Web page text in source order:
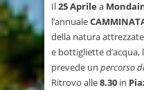
Il25 Aprile a
l’annuale
della natura
e bottigliette d’acqua,
prevede un percorso
Ritrovo alle8.30 in